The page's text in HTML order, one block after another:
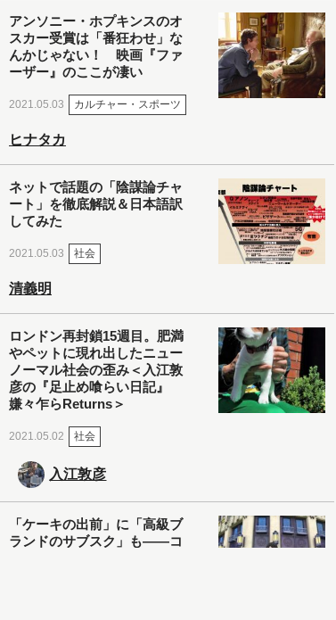
アンソニー・ホプキンスのオ
スカー受賞は「番狂わせ」な
んかじゃない！ 映画『ファ
ーザー』のここが凄い
2021.05.03 カルチャー・スポーツ
ヒナタカ
ネットで話題の「陰謀論チャ
ート」を徹底解説＆日本語訳
してみた
2021.05.03 社会
清義明
ロンドン再封鎖15週目。肥満
やペットに現れ出したニュー
ノーマル社会の歪み＜入江敦
彦の『足止め喰らい日記』
嫌々乍らReturns＞
2021.05.02 社会
入江敦彦
「ケーキの出前」に「高級ブ
ランドのサブスク」も――コ